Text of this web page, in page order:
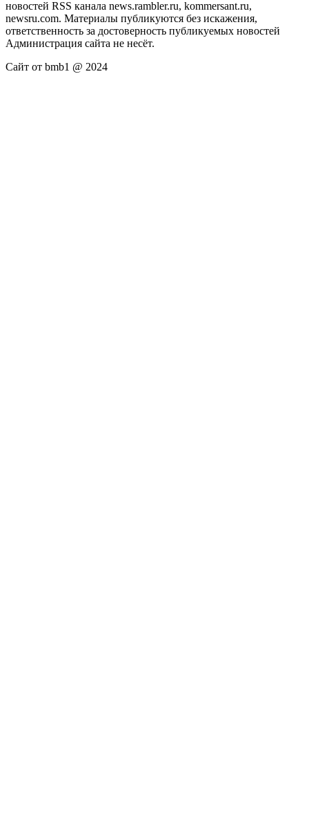
новостей RSS канала news.rambler.ru, kommersant.ru,
newsru.com. Материалы публикуются без искажения,
ответственность за достоверность публикуемых новостей
Администрация сайта не несёт.
Сайт от bmb1 @ 2024